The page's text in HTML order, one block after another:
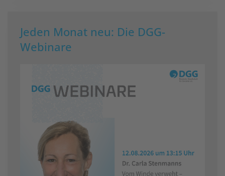
Jeden Monat neu: Die DGG-
Webinare